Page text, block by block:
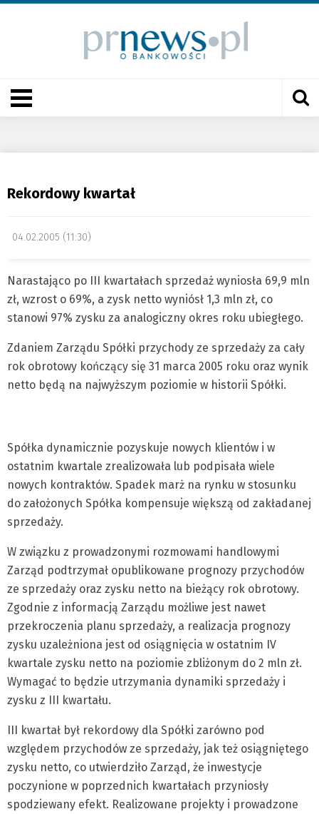
Rekordowy kwartał
04.02.2005 (11:30)
Narastająco po III kwartałach sprzedaż wyniosła 69,9 mln
zł, wzrost o 69%, a zysk netto wyniósł 1,3 mln zł, co
stanowi 97% zysku za analogiczny okres roku ubiegłego.
Zdaniem Zarządu Spółki przychody ze sprzedaży za cały
rok obrotowy kończący się 31 marca 2005 roku oraz wynik
netto będą na najwyższym poziomie w historii Spółki.
Spółka dynamicznie pozyskuje nowych klientów i w
ostatnim kwartale zrealizowała lub podpisała wiele
nowych kontraktów. Spadek marż na rynku w stosunku
do założonych Spółka kompensuje większą od zakładanej
sprzedaży.
W związku z prowadzonymi rozmowami handlowymi
Zarząd podtrzymał opublikowane prognozy przychodów
ze sprzedaży oraz zysku netto na bieżący rok obrotowy.
Zgodnie z informacją Zarządu możliwe jest nawet
przekroczenia planu sprzedaży, a realizacja prognozy
zysku uzależniona jest od osiągnięcia w ostatnim IV
kwartale zysku netto na poziomie zbliżonym do 2 mln zł.
Wymagać to będzie utrzymania dynamiki sprzedaży i
zysku z III kwartału.
III kwartał był rekordowy dla Spółki zarówno pod
względem przychodów ze sprzedaży, jak też osiągniętego
zysku netto, co utwierdziło Zarząd, że inwestycje
poczynione w poprzednich kwartałach przyniosły
spodziewany efekt. Realizowane projekty i prowadzone